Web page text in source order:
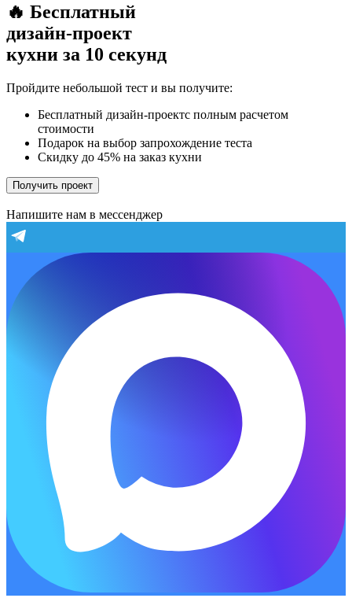
🔥 Бесплатный
дизайн-проект
кухни за 10 секунд
Пройдите небольшой тест и вы получите:
Бесплатный дизайн-проектс полным расчетом
стоимости
Подарок на выбор запрохождение теста
Скидку до 45% на заказ кухни
Получить проект
Напишите нам в мессенджер